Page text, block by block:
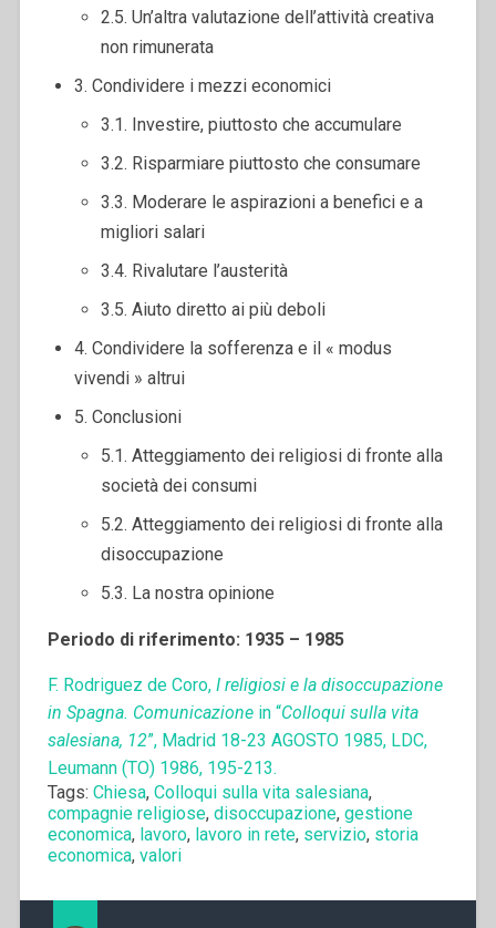
2.5. Un’altra valutazione dell’attività creativa
non rimunerata
3. Condividere i mezzi economici
3.1. Investire, piuttosto che accumulare
3.2. Risparmiare piuttosto che consumare
3.3. Moderare le aspirazioni a benefici e a
migliori salari
3.4. Rivalutare l’austerità
3.5. Aiuto diretto ai più deboli
4. Condividere la sofferenza e il « modus
vivendi » altrui
5. Conclusioni
5.1. Atteggiamento dei religiosi di fronte alla
società dei consumi
5.2. Atteggiamento dei religiosi di fronte alla
disoccupazione
5.3. La nostra opinione
Periodo di riferimento: 1935 – 1985
F. Rodriguez de Coro, I religiosi e la disoccupazione
in Spagna. Comunicazionein “Colloqui sulla vita
salesiana, 12”, Madrid 18-23 AGOSTO 1985, LDC,
Leumann (TO) 1986, 195-213.
Tags: Chiesa, Colloqui sulla vita salesiana,
compagnie religiose, disoccupazione, gestione
economica, lavoro, lavoro in rete, servizio, storia
economica, valori